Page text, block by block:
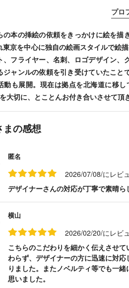
プロ
の本の挿絵の依頼をきっかけに絵を描
東京を中心に独自の絵画スタイルで絵
、フライヤー、名刺、ロゴデザイン、
ジャンルの依頼を引き受けていたこと
動も展開。現在は拠点を北海道に移し
大切に、とことんお付き合いさせて頂
まの感想
匿名
2026/07/08/にレビ
デザイナーさんの対応が丁寧で素晴ら
横山
2026/02/20/にレビ
こちらのこだわりを細かく伝えさせ
わらず、デザイナーの方に迅速に対
りました。またノベルティ等でも一緒
思いました。